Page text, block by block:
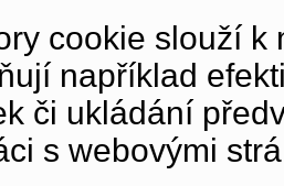
cookie slouží k
například
či ukládání
s webovými